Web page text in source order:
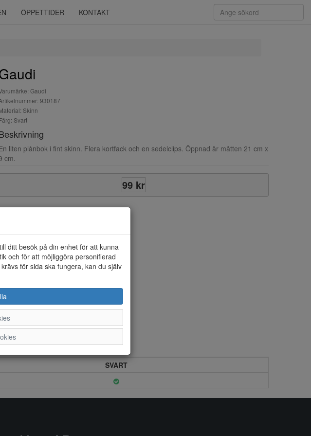
ÖPPETTIDER KONTAKT
Gaudi
930187
Skinn
Svart
liten plånbok i fint skinn. Flera kortfack och en sedelclips. Öppnad är måtten 21 cm x
cm.
99 kr
SVART
ditt besök på din enhet för att kunna
och för att möjliggöra personifierad
för sida ska fungera, kan du själv